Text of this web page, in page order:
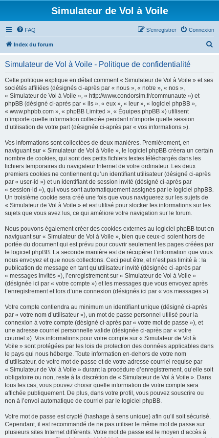
Simulateur de Vol à Voile
FAQ Connexion
S’enregistrer
Index du forum
Simulateur de Vol à Voile - Politique de confidentialité
Cette politique explique en détail comment « Simulateur de Vol à Voile » et ses
sociétés affiliées (désignés ci-après par « nous », « notre », « nos »,
« Simulateur de Vol à Voile », « http://www.condorsim.fr/communaute ») et
phpBB (désigné ci-après par « ils », « eux », « leur », « logiciel phpBB »,
« www.phpbb.com », « phpBB Limited », « Équipes phpBB ») utilisent
n’importe quelle information collectée pendant n’importe quelle session
d’utilisation de votre part (désignée ci-après par « vos informations »).
Vos informations sont collectées de deux manières. Premièrement, en
naviguant sur « Simulateur de Vol à Voile », le logiciel phpBB créera un certain
nombre de cookies, qui sont des petits fichiers textes téléchargés dans les
fichiers temporaires du navigateur Internet de votre ordinateur. Les deux
premiers cookies ne contiennent qu’un identifiant utilisateur (désigné ci-après
par « user-id ») et un identifiant de session invité (désigné ci-après par
« session-id »), qui vous sont automatiquement assignés par le logiciel phpBB.
Un troisième cookie sera créé une fois que vous naviguerez sur les sujets de
« Simulateur de Vol à Voile » et est utilisé pour stocker les informations sur les
sujets que vous avez lus, ce qui améliore votre navigation sur le forum.
Nous pouvons également créer des cookies externes au logiciel phpBB tout en
naviguant sur « Simulateur de Vol à Voile », bien que ceux-ci soient hors de
portée du document qui est prévu pour couvrir seulement les pages créées par
le logiciel phpBB. La seconde manière est de récupérer l’information que vous
nous envoyez et que nous collectons. Ceci peut être, et n’est pas limité à : la
publication de message en tant qu’utilisateur invité (désignée ci-après par
« messages invités »), l’enregistrement sur « Simulateur de Vol à Voile »
(désignée ici par « votre compte ») et les messages que vous envoyez après
l’enregistrement et lors d’une connexion (désignés ici par « vos messages »).
Votre compte contiendra au minimum un identifiant unique (désigné ci-après
par « votre nom d’utilisateur »), un mot de passe personnel utilisé pour la
connexion à votre compte (désigné ci-après par « votre mot de passe »), et
une adresse courriel personnelle valide (désignée ci-après par « votre
courriel »). Vos informations pour votre compte sur « Simulateur de Vol à
Voile » sont protégées par les lois de protection des données applicables dans
le pays qui nous héberge. Toute information en-dehors de votre nom
d’utilisateur, de votre mot de passe et de votre adresse courriel requise par
« Simulateur de Vol à Voile » durant la procédure d’enregistrement, qu’elle soit
obligatoire ou non, reste à la discrétion de « Simulateur de Vol à Voile ». Dans
tous les cas, vous pouvez choisir quelle information de votre compte sera
affichée publiquement. De plus, dans votre profil, vous pouvez souscrire ou
non à l’envoi automatique de courriel par le logiciel phpBB.
Votre mot de passe est crypté (hashage à sens unique) afin qu’il soit sécurisé.
Cependant, il est recommandé de ne pas utiliser le même mot de passe sur
plusieurs sites Internet différents. Votre mot de passe est le moyen d’accès à